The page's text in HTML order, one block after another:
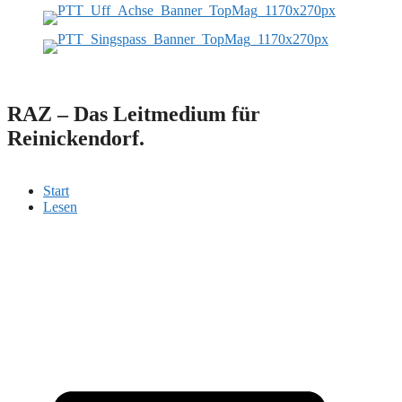
RAZ – Das Leitmedium für
Reinickendorf.
Start
Lesen